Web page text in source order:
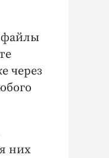
файлы
через
них